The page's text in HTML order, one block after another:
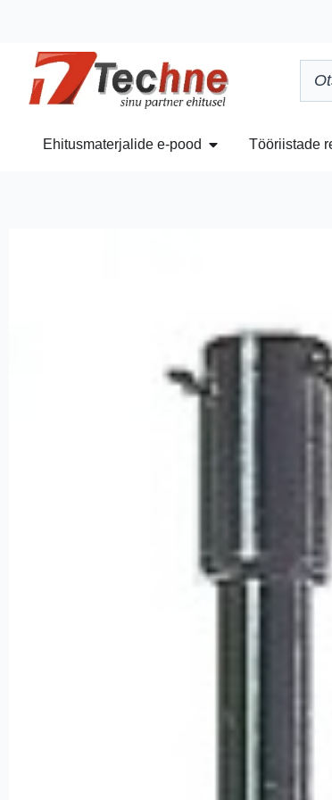
Ehitusmaterjalide e-pood Tööriistade